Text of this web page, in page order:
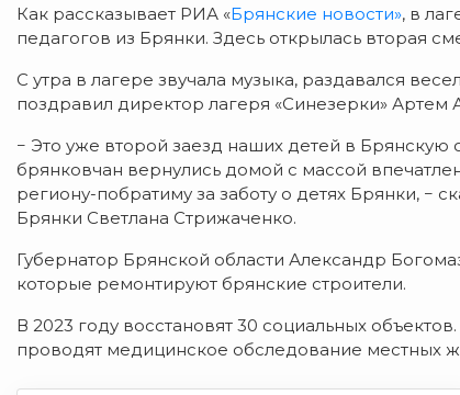
Как рассказывает РИА «Брянские новости», в
педагогов из Брянки. Здесь открылась вторая
С утра в лагере звучала музыка, раздавался
поздравил директор лагеря «Синезерки» Артем
− Это уже второй заезд наших детей в Брянскую
брянковчан вернулись домой с массой
региону-побратиму за заботу о детях Брянки, −
Брянки Светлана Стрижаченко.
Губернатор Брянской области Александр
которые ремонтируют брянские строители.
В 2023 году восстановят 30 социальных
проводят медицинское обследование местных